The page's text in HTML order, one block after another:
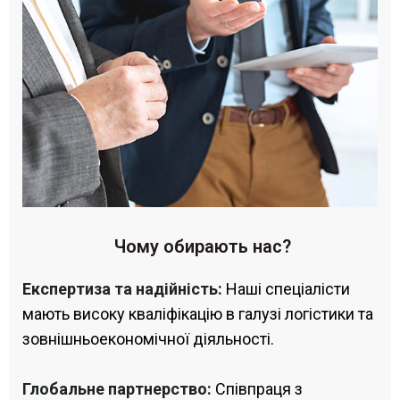
Чому обирають нас?
Експертиза та надійність: Наші спеціалісти
мають високу кваліфікацію в галузі логістики та
зовнішньоекономічної діяльності.
Глобальне партнерство: Співпраця з